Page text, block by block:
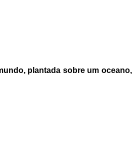
plantada sobre um oceano,